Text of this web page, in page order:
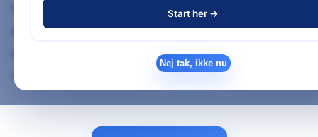
Start her →
Nej tak, ikke nu
nybygget hus
dækker alt fra klassiske pendler til moderne LED-
løsninger, og siden er kendt for sit enkle layout